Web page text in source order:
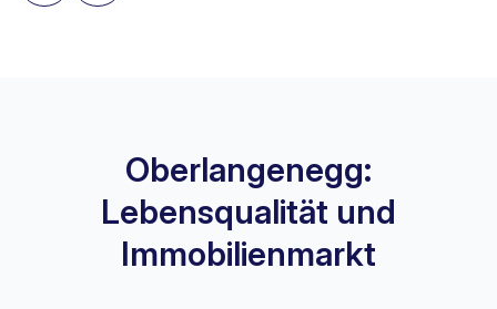
Oberlangenegg:
Lebensqualität und
Immobilienmarkt